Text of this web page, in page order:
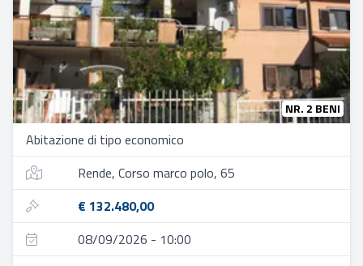
NR. 2 BENI
Abitazione di tipo economico
Rende, Corso marco polo, 65
€ 132.480,00
08/09/2026 - 10:00